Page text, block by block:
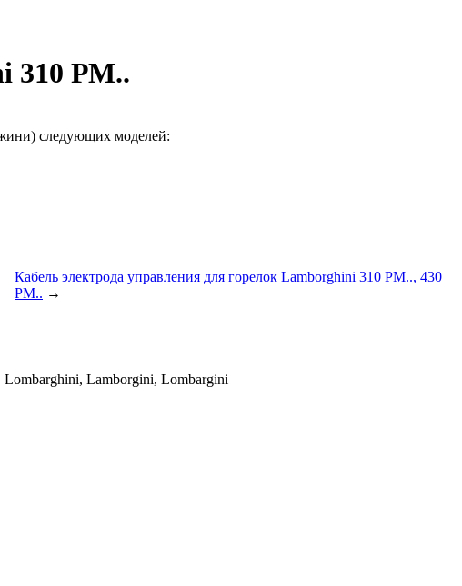
310 РМ..
следующих моделей:
Кабель электрода управления для горелок Lamborghini 310 PM.., 430
PM.. →
Lamborgini, Lombargini